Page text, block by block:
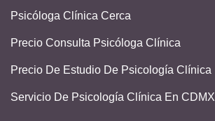
Psicóloga Clínica Cerca
Precio Consulta Psicóloga Clínica
Precio De Estudio De Psicología Clínica
Servicio De Psicología Clínica En CDMX